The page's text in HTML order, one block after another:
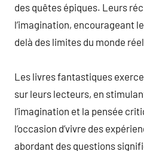
des quêtes épiques. Leurs
l’imagination, encourageant
delà des limites du monde
Les livres fantastiques
sur leurs lecteurs, en
l’imagination et la pensée
l’occasion d’vivre des
abordant des questions